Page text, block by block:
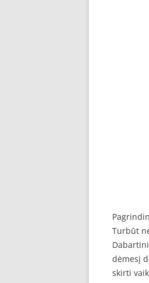
Turbūt
dėmesį
skirti